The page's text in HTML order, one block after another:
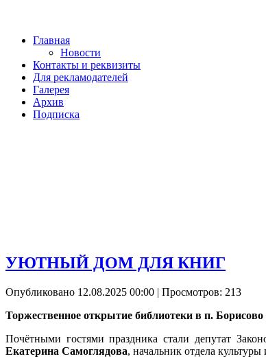
Главная
Новости
Контакты и реквизиты
Для рекламодателей
Галерея
Архив
Подписка
УЮТНЫЙ ДОМ ДЛЯ КНИГ
Опубликовано 12.08.2025 00:00 | Просмотров: 213
Торжественное открытие библиотеки в п. Борисово
Почётными гостями праздника стали депутат
Екатерина Самоглядова, начальник отдела